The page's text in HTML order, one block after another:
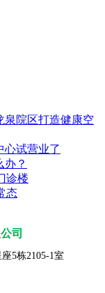
泉院区打造健康空
心试营业了
办？
诊楼
态
司
5栋2105-1室